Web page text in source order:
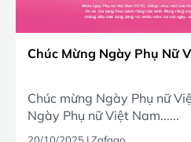
Chúc Mừng Ngày Phụ Nữ
Chúc mừng Ngày Phụ nữ
Ngày Phụ nữ Việt Nam......
20/10/2025 |Zafago